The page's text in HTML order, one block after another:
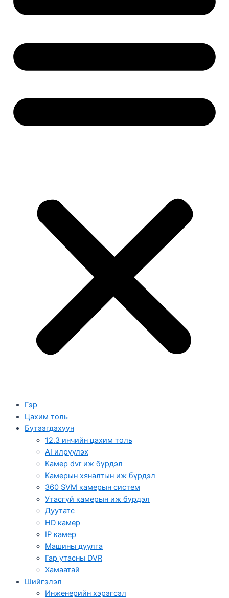
Гэр
Цахим толь
Бүтээгдэхүүн
12.3 инчийн цахим толь
AI илрүүлэх
Камер dvr иж бүрдэл
Камерын хяналтын иж бүрдэл
360 SVM камерын систем
Утасгүй камерын иж бүрдэл
Дуутатс
HD камер
IP камер
Машины дуулга
Гар утасны DVR
Хамаатай
Шийгэлэл
Инженерийн хэрэгсэл